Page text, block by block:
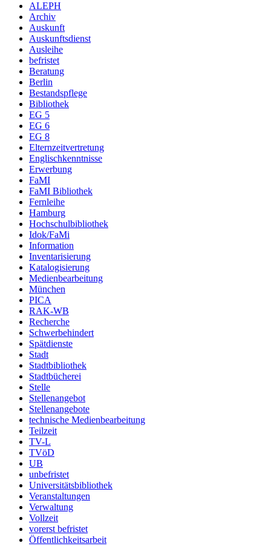
ALEPH
Archiv
Auskunft
Auskunftsdienst
Ausleihe
befristet
Beratung
Berlin
Bestandspflege
Bibliothek
EG 5
EG 6
EG 8
Elternzeitvertretung
Englischkenntnisse
Erwerbung
FaMI
FaMI Bibliothek
Fernleihe
Hamburg
Hochschulbibliothek
Idok/FaMi
Information
Inventarisierung
Katalogisierung
Medienbearbeitung
München
PICA
RAK-WB
Recherche
Schwerbehindert
Spätdienste
Stadt
Stadtbibliothek
Stadtbücherei
Stelle
Stellenangebot
Stellenangebote
technische Medienbearbeitung
Teilzeit
TV-L
TVöD
UB
unbefristet
Universitätsbibliothek
Veranstaltungen
Verwaltung
Vollzeit
vorerst befristet
Öffentlichkeitsarbeit